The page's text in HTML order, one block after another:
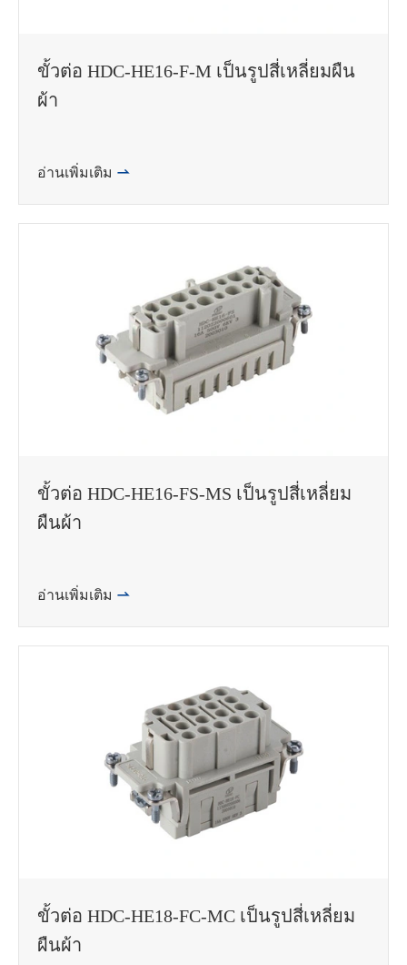
ขั้วต่อ HDC-HE16-F-M เป็นรูปสี่เหลี่ยมผืน
ผ้า
อ่านเพิ่มเติม 
ขั้วต่อ HDC-HE16-FS-MS เป็นรูปสี่เหลี่ยม
ผืนผ้า
อ่านเพิ่มเติม 
ขั้วต่อ HDC-HE18-FC-MC เป็นรูปสี่เหลี่ยม
ผืนผ้า
WhatsApp (如 +85291234567)